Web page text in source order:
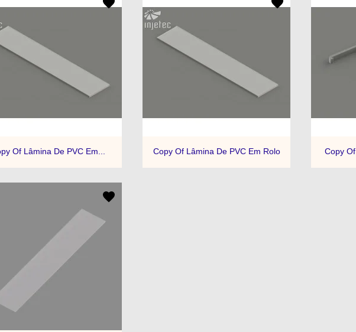
Quick view
Of Lâmina De PVC Em... Quick view
Copy Of Lâmina De PVC Em Rolo Copy